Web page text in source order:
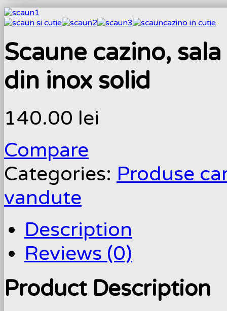
Scaune cazino,
din inox solid
140.00 lei
Compare
Categories: Produse
vandute
Description
Reviews (0)
Product Description